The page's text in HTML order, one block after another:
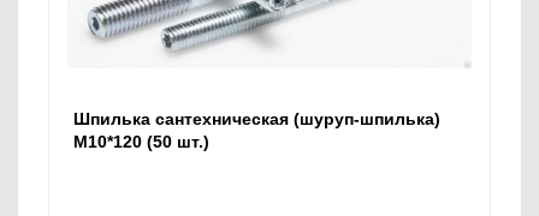
Шпилька сантехническая (шуруп-шпилька)
М10*120 (50 шт.)